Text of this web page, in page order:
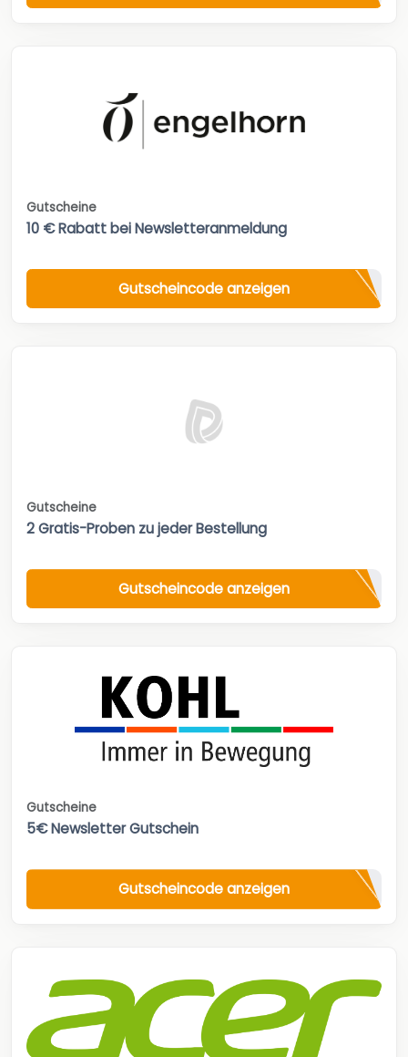
Gutscheine
10 € Rabatt bei Newsletteranmeldung
Gutscheincode anzeigen
Gutscheine
2 Gratis-Proben zu jeder Bestellung
Gutscheincode anzeigen
Gutscheine
5€ Newsletter Gutschein
Gutscheincode anzeigen